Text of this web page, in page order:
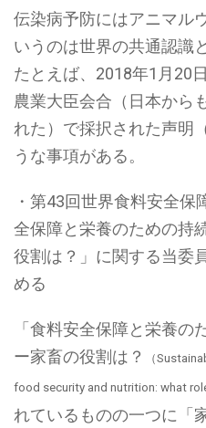
伝染病予防にはアニマル
いうのは世界の共通認識
たとえば、2018年1月20
農業大臣会合（日本から
れた）で採択された声明
うな事項がある。
・第43回世界食料安全保
全保障と栄養のための持
役割は？」に関する当委
める
「食料安全保障と栄養の
ー家畜の役割は？
（
food security and nutrition: what
れているものの一つに「